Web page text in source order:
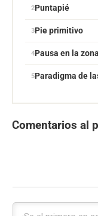
Puntapié
Pie primitivo
Pausa en la
Paradigma de
Comentarios al